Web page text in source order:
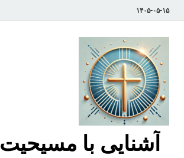
۱۴۰۵-۰۵-۱۵
آشنایی با مسیحیت